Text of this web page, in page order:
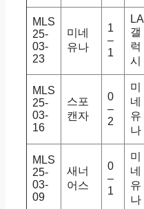
MLS
25-
03-
23
미네
유나
1
–
1
LA
갤
럭
시
MLS
25-
03-
16
스포
캔자
0
–
2
미
네
유
나
MLS
25-
03-
09
새너
어스
0
–
1
미
네
유
나